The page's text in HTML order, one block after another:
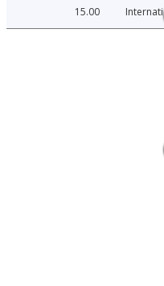
15.00